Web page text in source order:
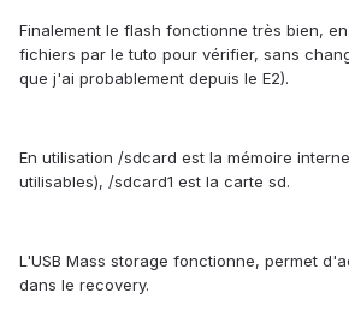
Finalement le flash fonctionne très bien,
fichiers par le tuto pour vérifier, sans
que j'ai probablement depuis le E2).
En utilisation /sdcard est la mémoire
utilisables), /sdcard1 est la carte sd.
L'USB Mass storage fonctionne, permet
dans le recovery.